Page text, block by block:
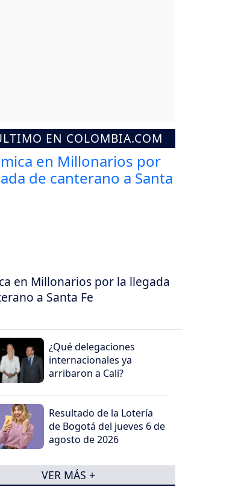
EN COLOMBIA.COM
en Millonarios por la llegada
a Santa Fe
¿Qué delegaciones
internacionales ya
arribaron a Cali?
Resultado de la Lotería
de Bogotá del jueves 6 de
agosto de 2026
VER MÁS +